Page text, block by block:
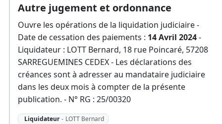
Autre jugement et ordonnance
Ouvre les opérations de la liquidation judiciaire -
Date de cessation des paiements : 14 Avril 2024-
Liquidateur : LOTT Bernard, 18 rue Poincaré, 57208
SARREGUEMINES CEDEX - Les déclarations des
créances sont à adresser au mandataire judiciaire
dans les deux mois à compter de la présente
publication. - N° RG : 25/00320
Liquidateur - LOTT Bernard